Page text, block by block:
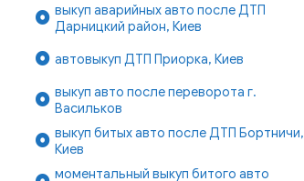
выкуп аварийных авто после ДТП
Дарницкий район, Киев
автовыкуп ДТП Приорка, Киев
выкуп авто после переворота г.
Васильков
выкуп битых авто после ДТП Бортничи,
Киев
моментальный выкуп битого авто